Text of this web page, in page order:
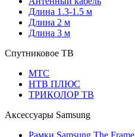
Длина 1.3-1.5 м
Длина 2 м
Длина 3 м
Спутниковое ТВ
МТС
НТВ ПЛЮС
ТРИКОЛОР ТВ
Аксессуары Samsung
Рамки Samsung The Frame